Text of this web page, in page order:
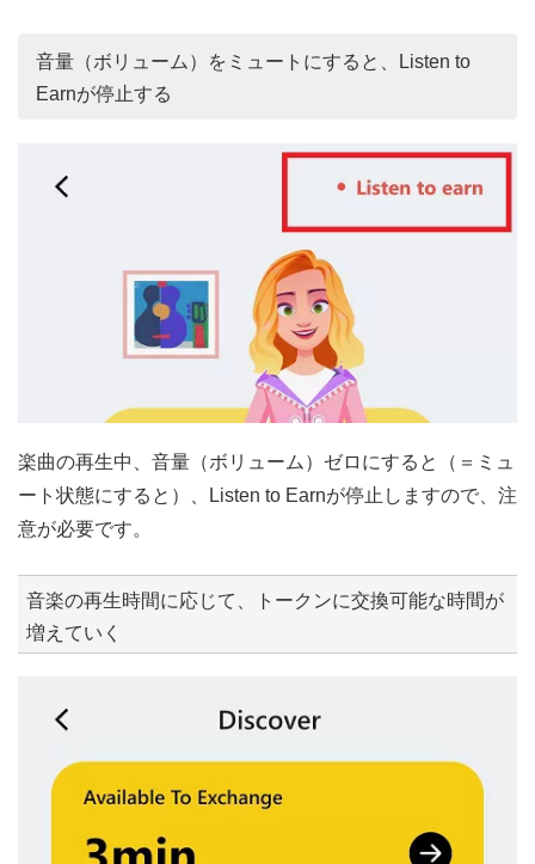
音量（ボリューム）をミュートにすると、Listen to
Earnが停止する
楽曲の再生中、音量（ボリューム）ゼロにすると（＝ミュ
ート状態にすると）、Listen to Earnが停止しますので、注
意が必要です。
音楽の再生時間に応じて、トークンに交換可能な時間が
増えていく